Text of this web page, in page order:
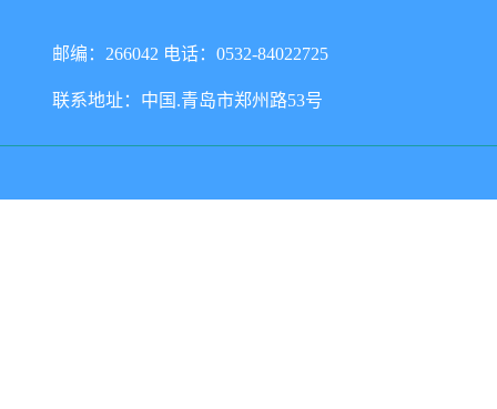
邮编：266042 电话：0532-84022725
联系地址：中国.青岛市郑州路53号